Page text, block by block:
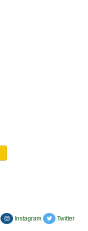
Instagram Twitter